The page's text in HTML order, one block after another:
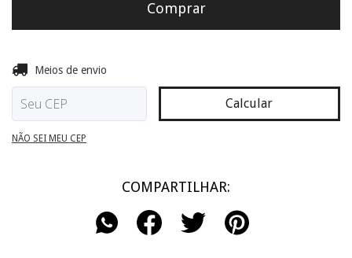
Entregas para o CEP:
Meios de envio
Calcular
NÃO SEI MEU CEP
COMPARTILHAR: